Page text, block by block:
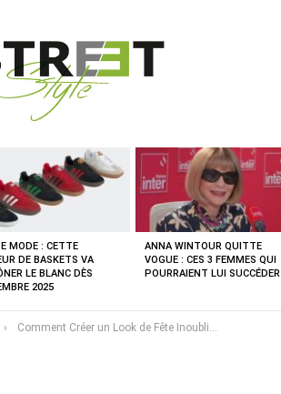
MODE : CETTE
DE BASKETS VA
LE BLANC DÈS
2025
ANNA WINTOUR QUITTE
VOGUE : CES 3 FEMMES QUI
POURRAIENT LUI SUCCÉDER
ici :
Comment Créer un Look de Fête Inoubliable sans Trop en Faire : 6 Astuces pour Briller avec Élégance